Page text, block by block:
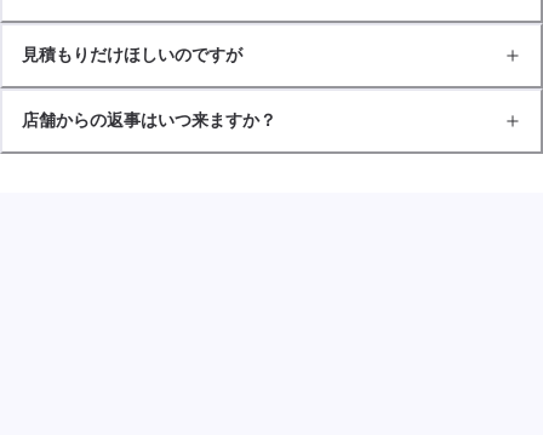
見積もりだけほしいのですが
店舗からの返事はいつ来ますか？